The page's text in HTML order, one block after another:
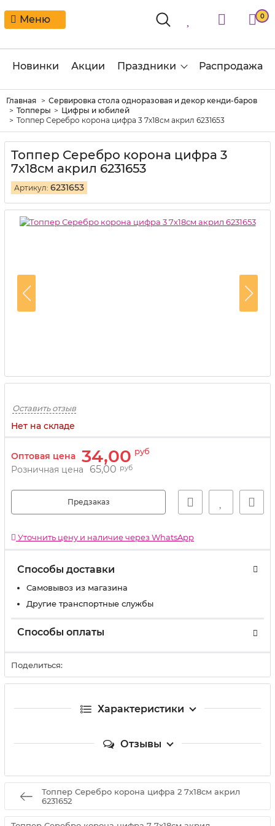
Меню 0
Новинки Акции Праздники Распродажа
Главная
Сервировка стола одноразовая и декор кенди-баров
Топперы
Цифры и юбилей
Топпер Серебро корона цифра 3 7х18см акрил 6231653
Топпер Серебро корона цифра 3
7х18см акрил 6231653
Артикул: 6231653
Оставить отзыв
Нет на складе
Оптовая цена 34,00 руб
Розничная цена 65,00 руб
Предзаказ
Уточнить цену и наличие через WhatsApp
Способы доставки
Самовывоз из магазина
Другие транспортные службы
Способы оплаты
Поделиться:
Характеристики
Отзывы
Топпер Серебро корона цифра 2 7х18см акрил
6231652